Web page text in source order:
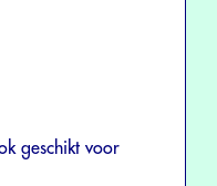
geschikt voor